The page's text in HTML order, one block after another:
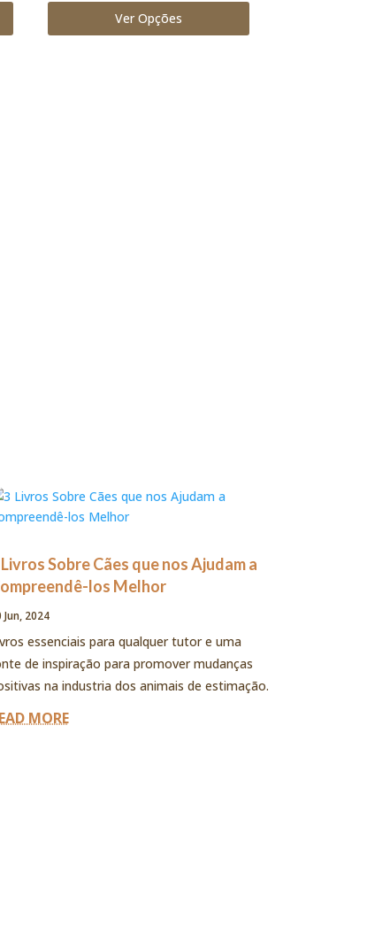
Ver Opções
Sobre Cães que nos Ajudam a
los Melhor
Jun, 2024
essenciais para qualquer tutor e uma
de inspiração para promover mudanças
na industria dos animais de estimação.
MORE